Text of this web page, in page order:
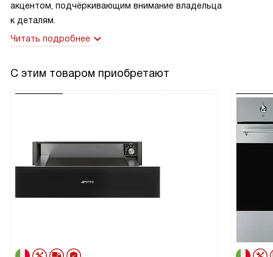
акцентом, подчёркивающим внимание владельца
к деталям.
Читать подробнее
С этим товаром приобретают